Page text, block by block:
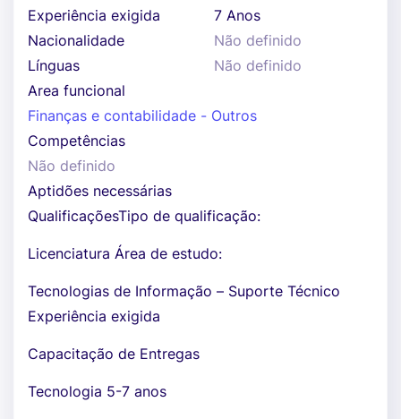
Experiência exigida
7 Anos
Nacionalidade
Não definido
Línguas
Não definido
Area funcional
Finanças e contabilidade - Outros
Competências
Não definido
Aptidões necessárias
QualificaçõesTipo de qualificação:
Licenciatura Área de estudo:
Tecnologias de Informação – Suporte Técnico
Experiência exigida
Capacitação de Entregas
Tecnologia 5-7 anos